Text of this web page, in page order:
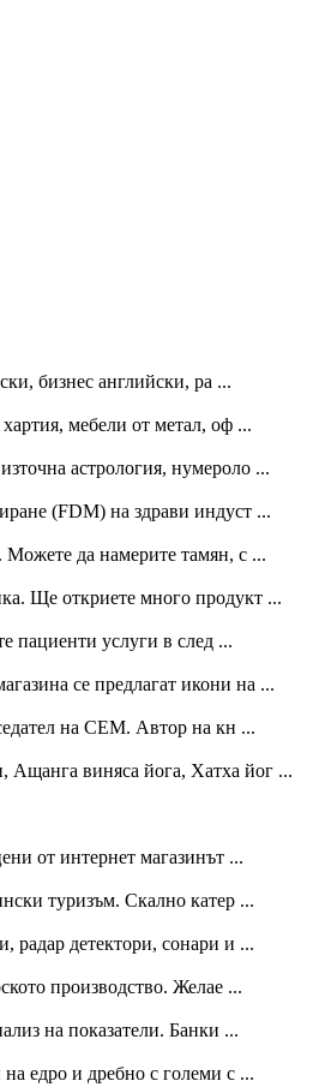
бизнес английски, ра ...
мебели от метал, оф ...
астрология, нумероло ...
(FDM) на здрави индуст ...
Можете да намерите тамян, с ...
Ще откриете много продукт ...
пациенти услуги в след ...
се предлагат икони на ...
на СЕМ. Автор на кн ...
Ащанга виняса йога, Хатха йог ...
от интернет магазинът ...
туризъм. Скално катер ...
радар детектори, сонари и ...
производство. Желае ...
на показатели. Банки ...
едро и дребно с големи с ...